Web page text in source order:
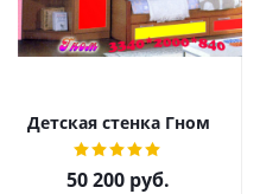
Детская стенка Гном
50 200 руб.